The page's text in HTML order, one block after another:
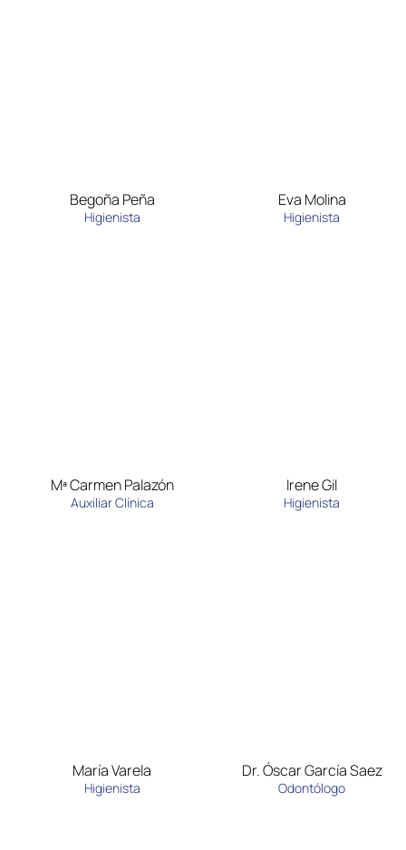
Begoña Peña
Higienista
Eva Molina
Higienista
Mª Carmen Palazón
Auxiliar Clínica
Irene Gil
Higienista
María Varela
Higienista
Dr. Óscar García Saez
Odontólogo